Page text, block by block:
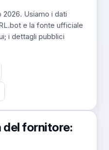
2026. Usiamo i dati
e la fonte ufficiale
i dettagli pubblici
del fornitore: